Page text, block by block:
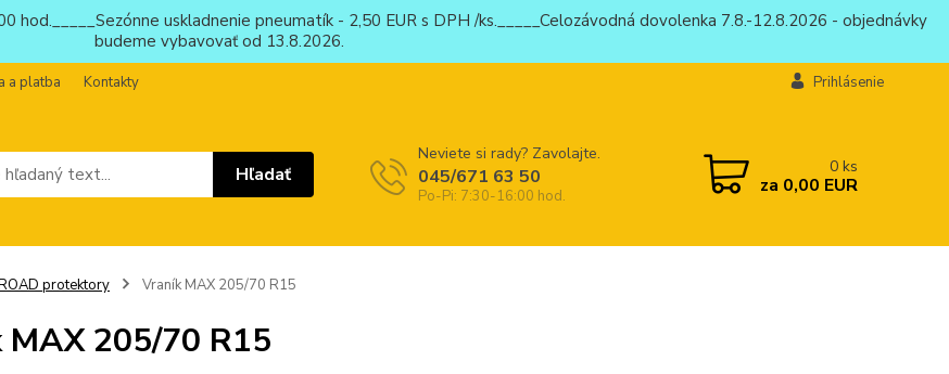
hod._____Sezónne uskladnenie pneumatík - 2,50 EUR s DPH /ks._____Celozávodná dovolenka 7.8.-12.8.2026 - objednávky
budeme vybavovať od 13.8.2026.
a platba Kontakty Prihlásenie
Hľadať
Neviete si rady? Zavolajte.
045/671 63 50
Po-Pi: 7:30-16:00 hod.
0 ks
za 0,00 EUR
protektory Vraník MAX 205/70 R15
MAX 205/70 R15